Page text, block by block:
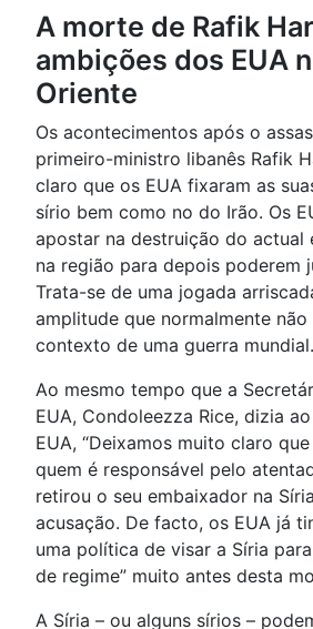
A morte de Rafik
ambições dos EUA
Oriente
Os acontecimentos após o
primeiro-ministro libanês Rafik
claro que os EUA fixaram as
sírio bem como no do Irão. Os
apostar na destruição do actual
na região para depois poderem
Trata-se de uma jogada
amplitude que normalmente
contexto de uma guerra mundial.
Ao mesmo tempo que a
EUA, Condoleezza Rice, dizia
EUA, “Deixamos muito claro
quem é responsável pelo
retirou o seu embaixador na
acusação. De facto, os EUA já
uma política de visar a Síria
de regime” muito antes desta
A Síria – ou alguns sírios –